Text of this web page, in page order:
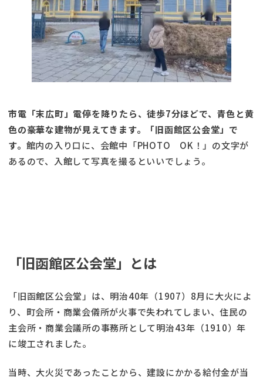
市電「末広町」電停を降りたら、徒歩7分ほどで、青色と黄
色の豪華な建物が見えてきます。「旧函館区公会堂」で
す。 館内の入り口に、会館中「PHOTO OK！」の文字が
あるので、入館して写真を撮るといいでしょう。
「旧函館区公会堂」とは
「旧函館区公会堂」は、明治40年（1907）8月に大火によ
り、町会所・商業会儀所が火事で失われてしまい、住民の
主会所・商業会議所の事務所として明治43年（1910）年
に竣工されました。
当時、大火災であったことから、建設にかかる給付金が当